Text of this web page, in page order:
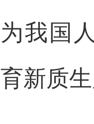
为我国
育新质